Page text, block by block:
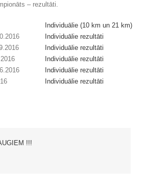
– rezultāti.
Individuālie (10 km un 21 km)
Individuālie rezultāti
Individuālie rezultāti
Individuālie rezultāti
Individuālie rezultāti
Individuālie rezultāti
!!!